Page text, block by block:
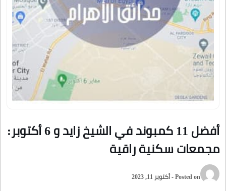
أفضل 11 كمبوند في الشيخ زايد و 6 أكتوبر:
مجمعات سكنية راقية
Posted on - أكتوبر 11, 2023